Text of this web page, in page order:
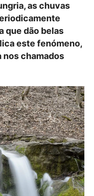
as chuvas
que dão belas
este fenómeno,
chamados